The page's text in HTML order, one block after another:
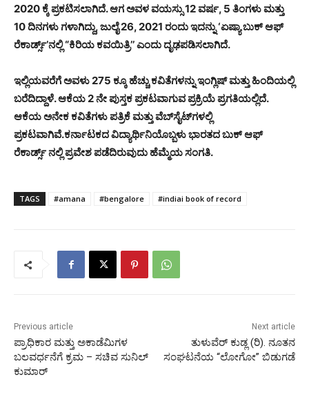
2020 ಕ್ಕೆ ಪ್ರಕಟಿಸಲಾಗಿದೆ. ಆಗ ಅವಳ ವಯಸ್ಸು 12 ವರ್ಷ, 5 ತಿಂಗಳು ಮತ್ತು
10 ದಿನಗಳು ಗಳಾಗಿದ್ದು, ಜುಲೈ 26, 2021 ರಂದು ಇದನ್ನು ‘ಏಷ್ಯಾ ಬುಕ್ ಆಫ್
ರೆಕಾರ್ಡ್ಸ್’ನಲ್ಲಿ “ಕಿರಿಯ ಕವಯಿತ್ರಿ’’ ಎಂದು ದೃಢಪಡಿಸಲಾಗಿದೆ.
ಇಲ್ಲಿಯವರೆಗೆ ಅವಳು 275 ಕ್ಕೂ ಹೆಚ್ಚು ಕವಿತೆಗಳನ್ನು ಇಂಗ್ಲಿಷ್ ಮತ್ತು ಹಿಂದಿಯಲ್ಲಿ
ಬರೆದಿದ್ದಾಳೆ. ಆಕೆಯ 2 ನೇ ಪುಸ್ತಕ ಪ್ರಕಟವಾಗುವ ಪ್ರಕ್ರಿಯೆ ಪ್ರಗತಿಯಲ್ಲಿದೆ.
ಆಕೆಯ ಅನೇಕ ಕವಿತೆಗಳು ಪತ್ರಿಕೆ ಮತ್ತು ವೆಬ್‍ಸೈಟ್‍ಗಳಲ್ಲಿ
ಪ್ರಕಟವಾಗಿವೆ.ಕರ್ನಾಟಕದ ವಿದ್ಯಾರ್ಥಿನಿಯೊಬ್ಬಳು ಭಾರತದ ಬುಕ್ ಆಫ್
ರೆಕಾರ್ಡ್ಸ್ ನಲ್ಲಿ ಪ್ರವೇಶ ಪಡೆದಿರುವುದು ಹೆಮ್ಮೆಯ ಸಂಗತಿ.
TAGS #amana #bengalore #indiai book of record
Previous article
ಪ್ರಾಧಿಕಾರ ಮತ್ತು ಅಕಾಡೆಮಿಗಳ
ಬಲವರ್ಧನೆಗೆ ಕ್ರಮ – ಸಚಿವ ಸುನಿಲ್
ಕುಮಾರ್
Next article
ತುಳುವೆರ್ ಕುಡ್ಲ (ರಿ). ನೂತನ
ಸಂಘಟನೆಯ “ಲೋಗೋ” ಬಿಡುಗಡೆ